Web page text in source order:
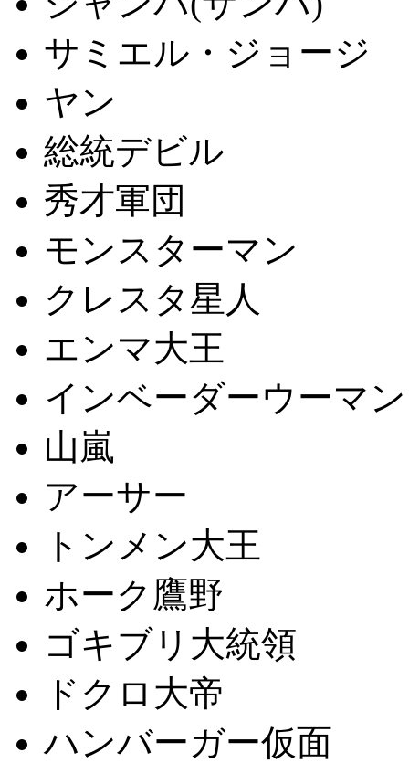
サミエル・ジョージ
ヤン
総統デビル
秀才軍団
モンスターマン
クレスタ星人
エンマ大王
インベーダーウーマン
山嵐
アーサー
トンメン大王
ホーク鷹野
ゴキブリ大統領
ドクロ大帝
ハンバーガー仮面